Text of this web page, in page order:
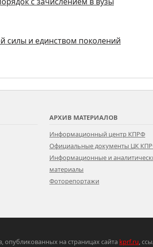
силы и единством поколений
АРХИВ МАТЕРИАЛОВ
Информационный центр КПРФ
Официальные документы ЦК
Информационные и
материалы
Фоторепортажи
на страницах сайта kprf.ru,